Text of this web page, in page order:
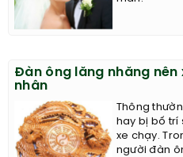
Đàn ông lăng nhăng
nhân
Thông
hay bị bố trí
xe chạy.
người đàn